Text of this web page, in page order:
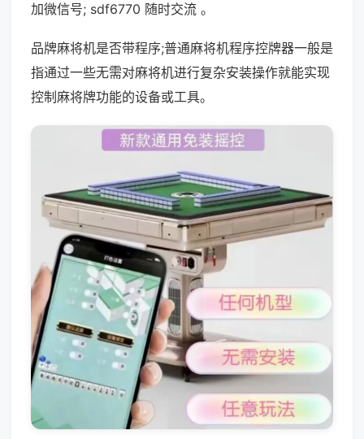
加微信号; sdf6770 随时交流 。
品牌麻将机是否带程序;普通麻将机程序控牌器一般是
指通过一些无需对麻将机进行复杂安装操作就能实现
控制麻将牌功能的设备或工具。